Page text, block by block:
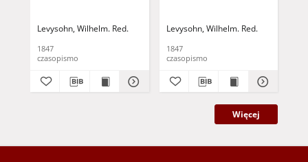
Levysohn, Wilhelm. Red.
1847
czasopismo
Levysohn, Wilhelm. Red.
1847
czasopismo
Więcej